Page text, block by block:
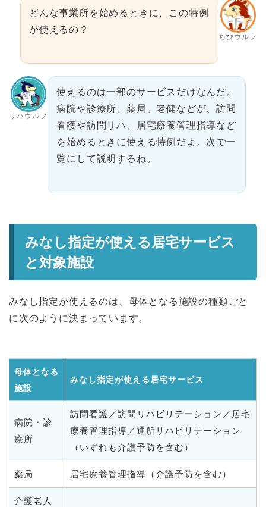
ちびウルフ
どんな事業所を始めるときに、この特例
が使えるの？
リハウルフ
使えるのは一部のサービスだけなんだ。
病院や診療所、薬局、老健などが、訪問
看護や訪問リハ、居宅療養管理指導など
を始めるときに使える特例だよ。次で一
覧にして説明するね。
みなし指定が使える居宅サービス
と対象施設
みなし指定が使えるのは、母体となる施設の種類ごと
に次のように決まっています。
母体となる
施設
みなし指定が使える居宅サービス
病院・診
療所
訪問看護／訪問リハビリテーション／居宅
療養管理指導／通所リハビリテーション
（いずれも介護予防を含む）
薬局 居宅療養管理指導（介護予防を含む）
介護老人